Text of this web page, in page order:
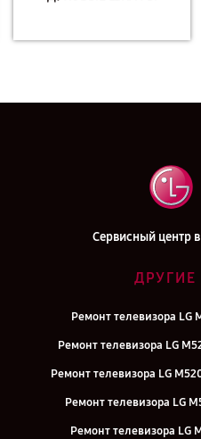
Сервисный центр
ДРУГИЕ
Ремонт телевизора LG
Ремонт телевизора LG
Ремонт телевизора LG
Ремонт телевизора LG
Ремонт телевизора LG